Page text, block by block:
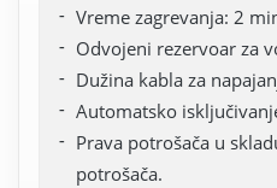
Vreme zagrevanja: 2
Odvojeni rezervoar za
Dužina kabla za
Automatsko
Prava potrošača u
potrošača.